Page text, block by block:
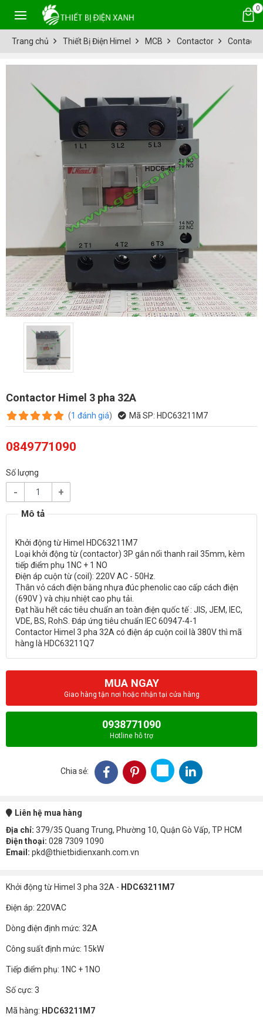
0
Trang chủ Thiết Bị Điện Himel MCB Contactor
Contactor Himel 3 pha 32A
(1 đánh giá) Mã SP: HDC63211M7
0849771090
Số lượng
- +
Khởi động từ Himel HDC63211M7
Loại khởi động từ (contactor) 3P gắn nổi thanh rail 35mm, kèm
tiếp điểm phụ 1NC + 1 NO
Điện áp cuộn từ (coil): 220V AC - 50Hz.
Thân vỏ cách điện bằng nhựa đúc phenolic cao cấp cách điện
(690V ) và chịu nhiệt cao phụ tải.
Đạt hầu hết các tiêu chuẩn an toàn điện quốc tế : JIS, JEM, IEC,
VDE, BS, RohS. Đáp ứng tiêu chuẩn IEC 60947-4-1
Contactor Himel 3 pha 32A có điện áp cuộn coil là 380V thì mã
MUA NGAY
Giao hàng tận nơi hoặc nhận tại cửa hàng
0938771090
Hotline hỗ trợ
Chia sẻ:
Liên hệ mua hàng
Địa chỉ: 379/35 Quang Trung, Phường 10, Quận Gò Vấp, TP HCM
Điện thoại: 028 7309 1090
Email: pkd@thietbidienxanh.com.vn
Khởi động từ Himel 3 pha 32A - HDC63211M7
Điện áp: 220VAC
Dòng điện định mức: 32A
Công suất định mức: 15kW
Tiếp điểm phụ: 1NC + 1NO
Số cực: 3
Mã hàng: HDC63211M7